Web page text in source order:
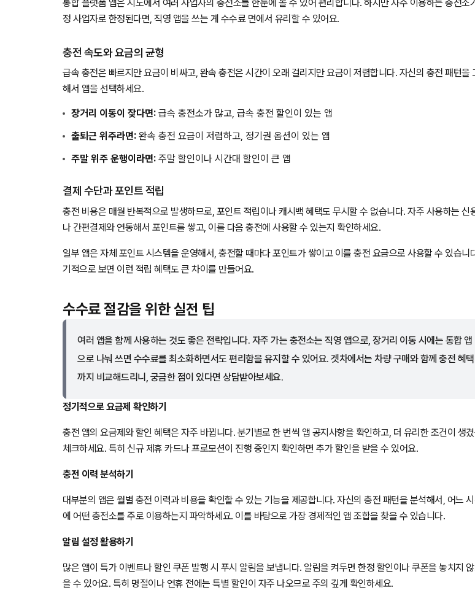
통합 플랫폼 앱은 지도에서 여러 사업자의 충전소를 한눈에 볼 수 있어 편리합니다. 하지만 자주 이용하는 충전소
정 사업자로 한정된다면, 직영 앱을 쓰는 게 수수료 면에서 유리할 수 있어요.
충전 속도와 요금의 균형
급속 충전은 빠르지만 요금이 비싸고, 완속 충전은 시간이 오래 걸리지만 요금이 저렴합니다. 자신의 충전 패턴을
해서 앱을 선택하세요.
장거리 이동이 잦다면: 급속 충전소가 많고, 급속 충전 할인이 있는 앱
출퇴근 위주라면: 완속 충전 요금이 저렴하고, 정기권 옵션이 있는 앱
주말 위주 운행이라면: 주말 할인이나 시간대 할인이 큰 앱
결제 수단과 포인트 적립
충전 비용은 매월 반복적으로 발생하므로, 포인트 적립이나 캐시백 혜택도 무시할 수 없습니다. 자주 사용하는 신
나 간편결제와 연동해서 포인트를 쌓고, 이를 다음 충전에 사용할 수 있는지 확인하세요.
일부 앱은 자체 포인트 시스템을 운영해서, 충전할 때마다 포인트가 쌓이고 이를 충전 요금으로 사용할 수 있습니
기적으로 보면 이런 적립 혜택도 큰 차이를 만들어요.
수수료 절감을 위한 실전 팁
여러 앱을 함께 사용하는 것도 좋은 전략입니다. 자주 가는 충전소는 직영 앱으로, 장거리 이동 시에는 통합 앱
으로 나눠 쓰면 수수료를 최소화하면서도 편리함을 유지할 수 있어요. 겟차에서는 차량 구매와 함께 충전 혜택
까지 비교해드리니, 궁금한 점이 있다면 상담받아보세요.
정기적으로 요금제 확인하기
충전 앱의 요금제와 할인 혜택은 자주 바뀝니다. 분기별로 한 번씩 앱 공지사항을 확인하고, 더 유리한 조건이 생
체크하세요. 특히 신규 제휴 카드나 프로모션이 진행 중인지 확인하면 추가 할인을 받을 수 있어요.
충전 이력 분석하기
대부분의 앱은 월별 충전 이력과 비용을 확인할 수 있는 기능을 제공합니다. 자신의 충전 패턴을 분석해서, 어느
에 어떤 충전소를 주로 이용하는지 파악하세요. 이를 바탕으로 가장 경제적인 앱 조합을 찾을 수 있습니다.
알림 설정 활용하기
많은 앱이 특가 이벤트나 할인 쿠폰 발행 시 푸시 알림을 보냅니다. 알림을 켜두면 한정 할인이나 쿠폰을 놓치지
을 수 있어요. 특히 명절이나 연휴 전에는 특별 할인이 자주 나오므로 주의 깊게 확인하세요.